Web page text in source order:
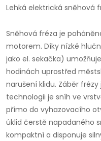
Lehká elektrická sněhová
Sněhová fréza je
motorem. Díky nízké
jako el. sekačka)
hodinách uprostřed
narušení klidu. Záběr
technologii je sníh ve
přímo do vyhazovacího
úklid čerstě napadaného
kompaktní a disponuje